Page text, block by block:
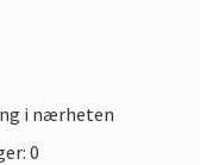
i nærheten
0